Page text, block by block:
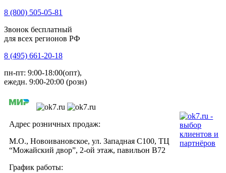
8 (800) 505-05-81
Звонок бесплатный
для всех регионов РФ
8 (495) 661-20-18
пн-пт: 9:00-18:00(опт),
ежедн. 9:00-20:00 (розн)
Адрес розничных продаж:
М.О., Новоивановское, ул. Западная С100, ТЦ
“Можайский двор”, 2-ой этаж, павильон В72
График работы: